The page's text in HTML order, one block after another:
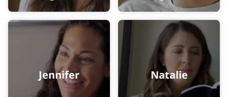
Jennifer Natalie